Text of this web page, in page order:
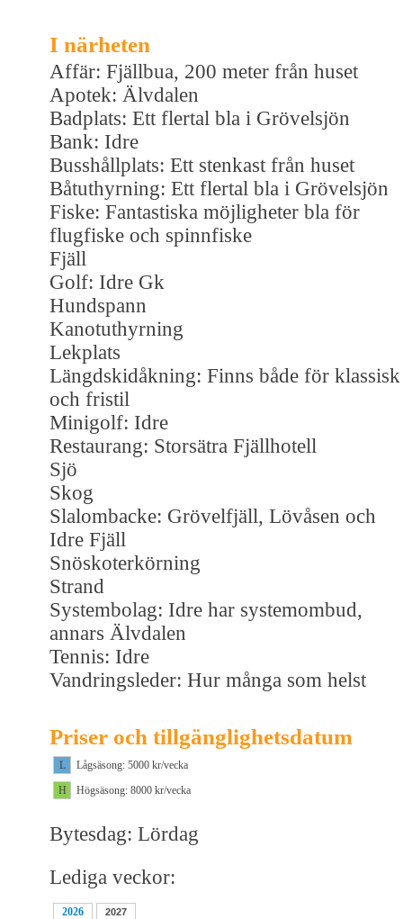
I närheten
Affär: Fjällbua, 200 meter från huset
Apotek: Älvdalen
Badplats: Ett flertal bla i Grövelsjön
Bank: Idre
Busshållplats: Ett stenkast från huset
Båtuthyrning: Ett flertal bla i Grövelsjön
Fiske: Fantastiska möjligheter bla för
flugfiske och spinnfiske
Fjäll
Golf: Idre Gk
Hundspann
Kanotuthyrning
Lekplats
Längdskidåkning: Finns både för klassisk
och fristil
Minigolf: Idre
Restaurang: Storsätra Fjällhotell
Sjö
Skog
Slalombacke: Grövelfjäll, Lövåsen och
Idre Fjäll
Snöskoterkörning
Strand
Systembolag: Idre har systemombud,
annars Älvdalen
Tennis: Idre
Vandringsleder: Hur många som helst
Priser och tillgänglighetsdatum
L
Lågsäsong: 5000 kr/vecka
H
Högsäsong: 8000 kr/vecka
Bytesdag: Lördag
Lediga veckor:
2026 2027